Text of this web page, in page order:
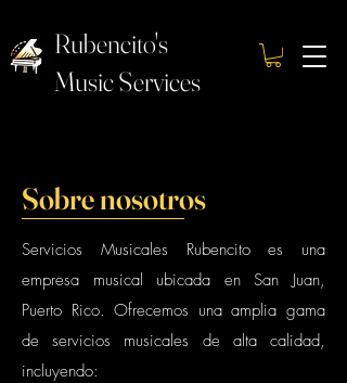
Rubencito's
Music Services
Sobre nosotros
Servicios Musicales Rubencito es una
empresa musical ubicada en San Juan,
Puerto Rico. Ofrecemos una amplia gama
de servicios musicales de alta calidad,
incluyendo: